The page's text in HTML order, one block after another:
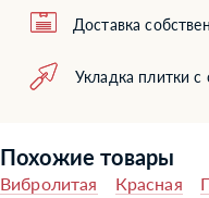
Доставка
Укладка плитки
Похожие товары
Вибролитая Красная